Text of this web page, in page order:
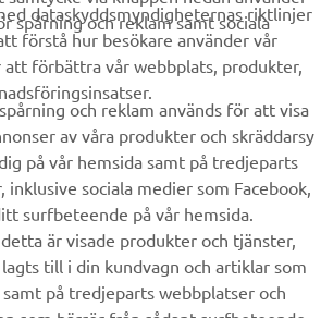
dataskyddsmyndigheternas riktlinjer
förstå hur besökare använder vår
förbättra vår webbplats, produkter,
spårning och reklam samt sociala
och reklam används för att visa
av våra produkter och skräddarsy
på vår hemsida samt på tredjeparts
inklusive sociala medier som Facebook,
surfbeteende på vår hemsida.
är visade produkter och tjänster,
till i din kundvagn och artiklar som
på tredjeparts webbplatser och